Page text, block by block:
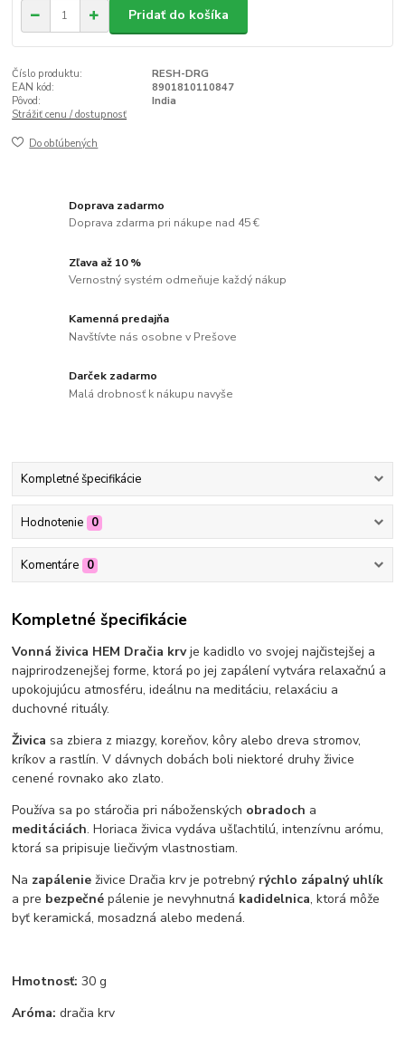
Pridať do košíka
Číslo produktu:
RESH-DRG
EAN kód:
8901810110847
Pôvod:
India
Strážiť cenu / dostupnosť
Do obľúbených
Doprava zadarmo
Doprava zdarma pri nákupe nad 45 €
Zľava až 10 %
Vernostný systém odmeňuje každý nákup
Kamenná predajňa
Navštívte nás osobne v Prešove
Darček zadarmo
Malá drobnosť k nákupu navyše
Kompletné špecifikácie
Hodnotenie 0
Komentáre 0
Kompletné špecifikácie
Vonná živica HEM Dračia krvje kadidlo vo svojej najčistejšej a
najprirodzenejšej forme, ktorá po jej zapálení vytvára relaxačnú a
upokojujúcu atmosféru, ideálnu na meditáciu, relaxáciu a
duchovné rituály.
Živica sa zbiera z miazgy, koreňov, kôry alebo dreva stromov,
kríkov a rastlín. V dávnych dobách boli niektoré druhy živice
cenené rovnako ako zlato.
Používa sa po stáročia pri náboženských obradoch a
meditáciách. Horiaca živica vydáva ušľachtilú, intenzívnu arómu,
ktorá sa pripisuje liečivým vlastnostiam.
Na zapálenieživice Dračia krv je potrebný rýchlo zápalný uhlík
a pre bezpečnépálenie je nevyhnutná kadidelnica, ktorá môže
byť keramická, mosadzná alebo medená.
Hmotnosť: 30 g
Aróma: dračia krv